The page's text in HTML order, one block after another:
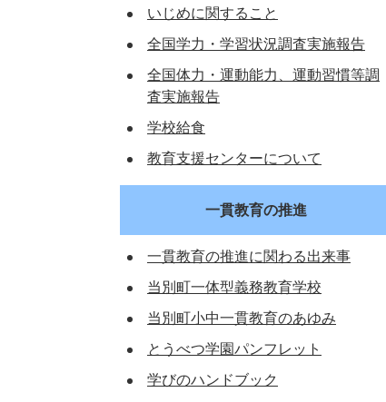
いじめに関すること
全国学力・学習状況調査実施報告
全国体力・運動能力、運動習慣等調
査実施報告
学校給食
教育支援センターについて
一貫教育の推進
一貫教育の推進に関わる出来事
当別町一体型義務教育学校
当別町小中一貫教育のあゆみ
とうべつ学園パンフレット
学びのハンドブック